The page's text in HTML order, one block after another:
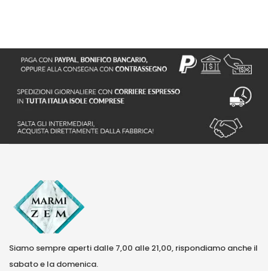
Siamo sempre aperti dalle 7,00 alle 21,00, rispondiamo anche il
sabato e la domenica.